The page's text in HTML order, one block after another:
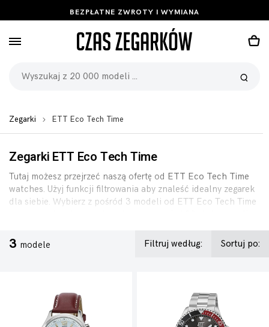
BEZPŁATNE ZWROTY I WYMIANA
Zegarki ETT Eco Tech Time
Zegarki ETT Eco Tech Time
Tutaj możesz przejrzeć naszą ofertę od ETT Eco Tech Time
watches. Użyj funkcji filtrowania aby znaleść idealny zegarek
dla siebie. Wybierz z pośród 3 modeli od ETT Eco Tech Time
3 modele Sortuj po:
Filtruj według: